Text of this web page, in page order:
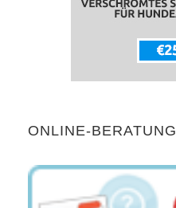
ONLINE-BERATUNG